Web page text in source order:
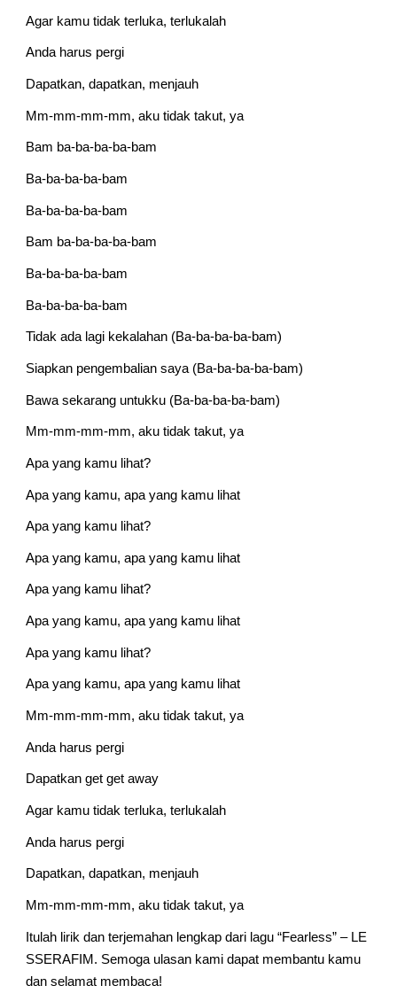
Agar kamu tidak terluka, terlukalah
Anda harus pergi
Dapatkan, dapatkan, menjauh
Mm-mm-mm-mm, aku tidak takut, ya
Bam ba-ba-ba-ba-bam
Ba-ba-ba-ba-bam
Ba-ba-ba-ba-bam
Bam ba-ba-ba-ba-bam
Ba-ba-ba-ba-bam
Ba-ba-ba-ba-bam
Tidak ada lagi kekalahan (Ba-ba-ba-ba-bam)
Siapkan pengembalian saya (Ba-ba-ba-ba-bam)
Bawa sekarang untukku (Ba-ba-ba-ba-bam)
Mm-mm-mm-mm, aku tidak takut, ya
Apa yang kamu lihat?
Apa yang kamu, apa yang kamu lihat
Apa yang kamu lihat?
Apa yang kamu, apa yang kamu lihat
Apa yang kamu lihat?
Apa yang kamu, apa yang kamu lihat
Apa yang kamu lihat?
Apa yang kamu, apa yang kamu lihat
Mm-mm-mm-mm, aku tidak takut, ya
Anda harus pergi
Dapatkan get get away
Agar kamu tidak terluka, terlukalah
Anda harus pergi
Dapatkan, dapatkan, menjauh
Mm-mm-mm-mm, aku tidak takut, ya
Itulah lirik dan terjemahan lengkap dari lagu “Fearless” – LE
SSERAFIM. Semoga ulasan kami dapat membantu kamu
dan selamat membaca!